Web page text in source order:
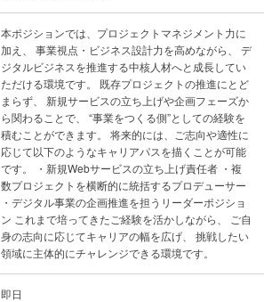
本ポジションでは、プロジェクトマネジメント力に
加え、 事業視点・ビジネス設計力を高めながら、 デ
ジタルビジネスを推進する中核人材へと成長してい
ただける環境です。 既存プロジェクトの推進にとど
まらず、 新規サービスの立ち上げや企画フェーズか
ら関わることで、 “事業をつくる側”としての経験を
積むことができます。 将来的には、ご志向や適性に
応じて以下のようなキャリアパスを描くことが可能
です。 ・新規Webサービスの立ち上げ責任者 ・複
数プロジェクトを横断的に統括するプロデューサー
・デジタル事業の企画推進を担うリーダーポジショ
ン これまで培ってきたご経験を活かしながら、 ご自
身の志向に応じてキャリアの幅を広げ、 挑戦したい
領域に主体的にチャレンジできる環境です。
即日